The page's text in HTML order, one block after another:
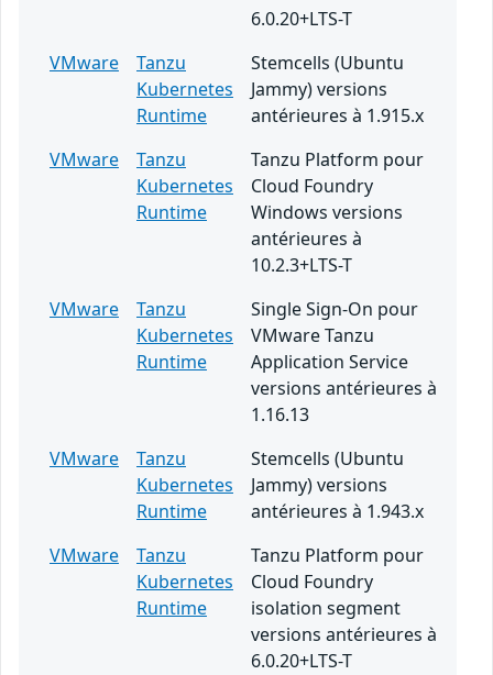
6.0.20+LTS-T
VMware
Tanzu
Kubernetes
Runtime
Stemcells (Ubuntu
Jammy) versions
antérieures à 1.915.x
VMware
Tanzu
Kubernetes
Runtime
Tanzu Platform pour
Cloud Foundry
Windows versions
antérieures à
10.2.3+LTS-T
VMware
Tanzu
Kubernetes
Runtime
Single Sign-On pour
VMware Tanzu
Application Service
versions antérieures à
1.16.13
VMware
Tanzu
Kubernetes
Runtime
Stemcells (Ubuntu
Jammy) versions
antérieures à 1.943.x
VMware
Tanzu
Kubernetes
Runtime
Tanzu Platform pour
Cloud Foundry
isolation segment
versions antérieures à
6.0.20+LTS-T